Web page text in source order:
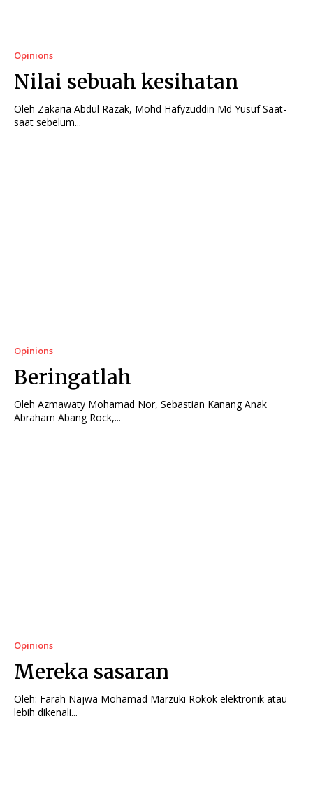
Opinions
Nilai sebuah kesihatan
Oleh Zakaria Abdul Razak, Mohd Hafyzuddin Md Yusuf Saat-
saat sebelum...
Opinions
Beringatlah
Oleh Azmawaty Mohamad Nor, Sebastian Kanang Anak
Abraham Abang Rock,...
Opinions
Mereka sasaran
Oleh: Farah Najwa Mohamad Marzuki Rokok elektronik atau
lebih dikenali...